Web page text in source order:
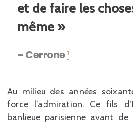
et de faire les
même »
– Cerrone¹
Au milieu des années
force l’admiration. Ce fils
banlieue parisienne avant